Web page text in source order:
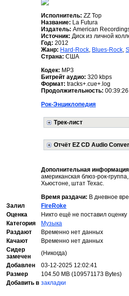
Исполнитель: ZZ Top
Название: La Futura
Издатель: American
Источник: Диск из личной
Год: 2012
Жанр: Hard-Rock, Blues-Rock,
Страна: США
Кодек: MP3
Битрейт аудио: 320 kbps
Формат: tracks+.cue+.log
Продолжительность: 00:39:26
Рок-Энциклопедия
Трек-лист
Отчёт EZ CD Audio
Дополнительная
американская блюз-рок-
Хьюстоне, штат Техас.
Время раздачи: В дневное
Залил
FireRoke
Оценка
Никто ещё не поставил оценку
Категория
Музыка
Раздают
Временно нет данных
Качают
Временно нет данных
Сидер
замечен
(Никогда)
Добавлен
03-12-2025 12:02:41
Размер
104.50 MB (109571173 Bytes)
Добавить в закладки